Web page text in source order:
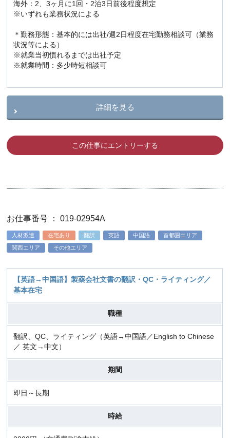
海外：2、3ヶ月に1回・2泊3日前後程度想定
※いずれも業務状況による
＊勤務形態：基本的には出社/週2日程度在宅勤務相談可（業務
状況等による）
※就業当初慣れるまでは出社予定
※就業時間：多少時短相談可
詳細を見る
この仕事にエントリーする
お仕事番号 ： 019-02954A
人材派遣 在宅あり 翻訳 英語 中国語
首都圏エリア
関西エリア
その他エリア
【英語→中国語】製薬会社文書の翻訳・QC・ライティング／
基本在宅
職種
翻訳、QC、ライティング（英語→中国語／English to Chinese
／ 英文→中文）
期間
即日～長期
時給